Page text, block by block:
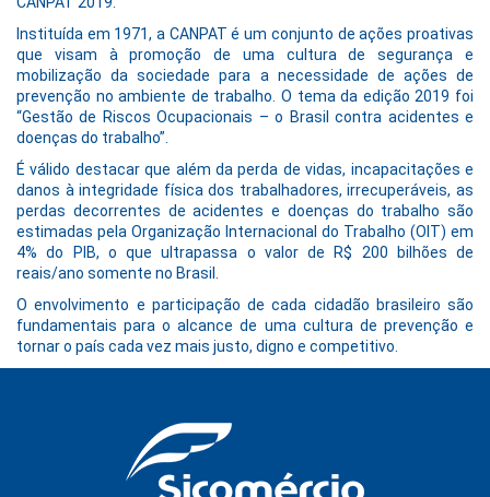
Instituída em 1971, a CANPAT é um conjunto de ações proativas
que visam à promoção de uma cultura de segurança e
mobilização da sociedade para a necessidade de ações de
prevenção no ambiente de trabalho. O tema da edição 2019 foi
“Gestão de Riscos Ocupacionais – o Brasil contra acidentes e
doenças do trabalho”.
É válido destacar que além da perda de vidas, incapacitações e
danos à integridade física dos trabalhadores, irrecuperáveis, as
perdas decorrentes de acidentes e doenças do trabalho são
estimadas pela Organização Internacional do Trabalho (OIT) em
4% do PIB, o que ultrapassa o valor de R$ 200 bilhões de
reais/ano somente no Brasil.
O envolvimento e participação de cada cidadão brasileiro são
fundamentais para o alcance de uma cultura de prevenção e
tornar o país cada vez mais justo, digno e competitivo.